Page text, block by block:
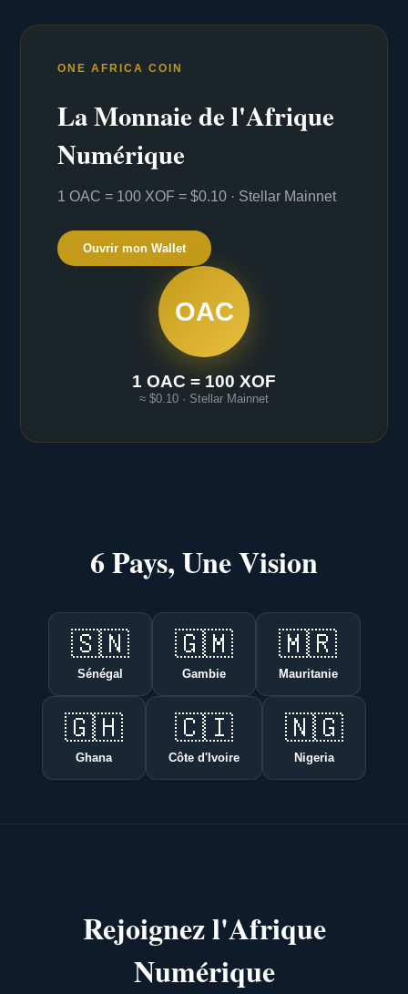
ONE AFRICA COIN
La Monnaie de l'Afrique
Numérique
1 OAC = 100 XOF = $0.10 · Stellar Mainnet
Ouvrir mon Wallet
OAC
1 OAC = 100 XOF
≈ $0.10 · Stellar Mainnet
6 Pays, Une Vision
🇸🇳
Sénégal
🇬🇲
Gambie
🇲🇷
Mauritanie
🇬🇭
Ghana
🇨🇮
Côte d'Ivoire
🇳🇬
Nigeria
Rejoignez l'Afrique
Numérique